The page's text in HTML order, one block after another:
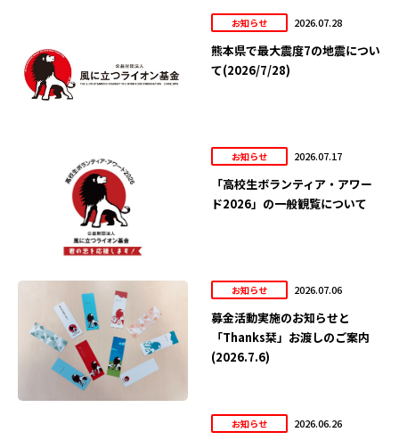
お知らせ 2026.07.28
熊本県で最大震度7の地震につい
て(2026/7/28)
お知らせ 2026.07.17
「高校生ボランティア・アワー
ド2026」の一般観覧について
お知らせ 2026.07.06
募金活動実施のお知らせと
「Thanks栞」お渡しのご案内
(2026.7.6)
お知らせ 2026.06.26